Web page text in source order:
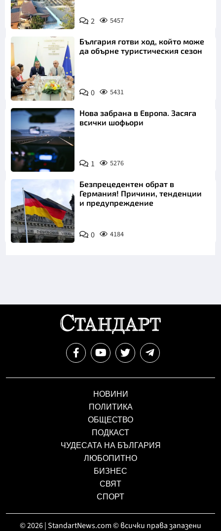
2 5457
България готви ход, който може
да обърне туристическия сезон
0 5431
Нова забрана в Европа. Засяга
всички шофьори
1 5276
Безпрецедентен обрат в
Германия! Причини, тенденции
и предупреждение
0 4184
НОВИНИ
ПОЛИТИКА
ОБЩЕСТВО
ПОДКАСТ
ЧУДЕСАТА НА БЪЛГАРИЯ
ЛЮБОПИТНО
БИЗНЕС
СВЯТ
СПОРТ
© 2026 | StandartNews.com © всички права запазени